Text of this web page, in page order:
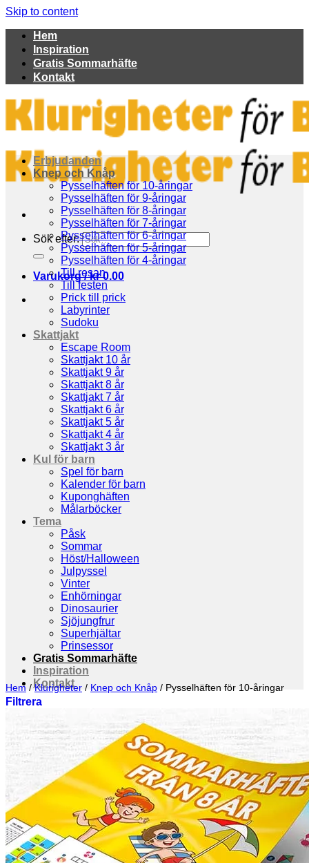
Skip to content
Hem
Inspiration
Gratis Sommarhäfte
Kontakt
Sök efter:
Varukorg /kr0.00
Erbjudanden
Knep och Knåp
Pysselhäften för 10-åringar
Pysselhäften för 9-åringar
Pysselhäften för 8-åringar
Pysselhäften för 7-åringar
Pysselhäften för 6-åringar
Pysselhäften för 5-åringar
Pysselhäften för 4-åringar
Till resan
Till festen
Prick till prick
Labyrinter
Sudoku
Skattjakt
Escape Room
Skattjakt 10 år
Skattjakt 9 år
Skattjakt 8 år
Skattjakt 7 år
Skattjakt 6 år
Skattjakt 5 år
Skattjakt 4 år
Skattjakt 3 år
Kul för barn
Spel för barn
Kalender för barn
Kuponghäften
Målarböcker
Tema
Påsk
Sommar
Höst/Halloween
Julpyssel
Vinter
Enhörningar
Dinosaurier
Sjöjungfrur
Superhjältar
Prinsessor
Gratis Sommarhäfte
Inspiration
Kontakt
Hem / Klurigheter / Knep och Knåp / Pysselhäften för 10-åringar
Filtrera